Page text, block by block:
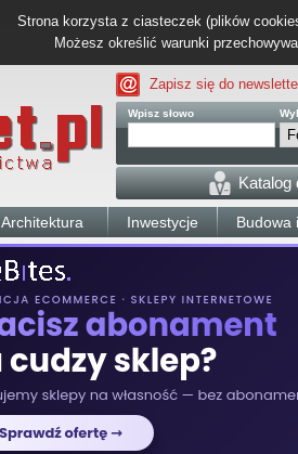
Strona korzysta z ciasteczek (plików
Możesz określić warunki
Zapisz się do
Wpisz słowo
Katalog
Architektura Inwestycje Budowa